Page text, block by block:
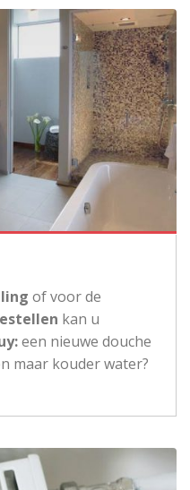
of voor de
kan u
een nieuwe douche
maar kouder water?